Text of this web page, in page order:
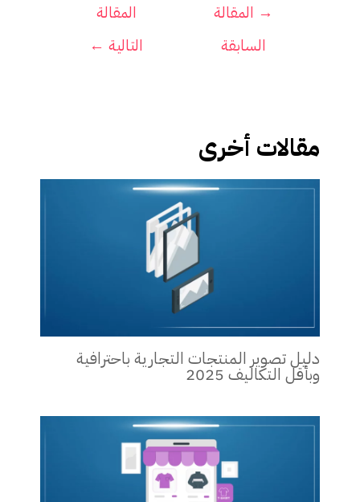
→ المقالة
السابقة
المقالة
التالية ←
مقالات أخرى
دليل تصوير المنتجات التجارية باحترافية
وبأقل التكاليف 2025